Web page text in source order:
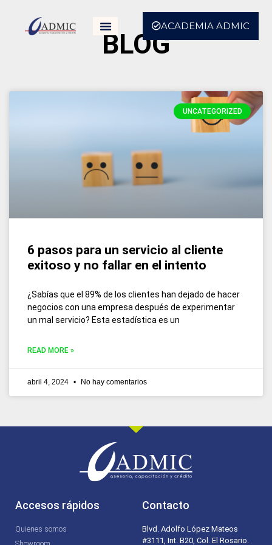
ACADEMIA ADMIC
BLOG
UNCATEGORIZED
6 pasos para un servicio al cliente
exitoso y no fallar en el intento
¿Sabías que el 89% de los clientes han dejado de hacer
negocios con una empresa después de experimentar
un mal servicio? Esta estadística es un
READ MORE »
abril 4, 2024 No hay comentarios
Accesos rápidos
Quienes somos
Contacto
Blvd. Adolfo López Mateos
#3111, Int. B20, Col. El Rosario.